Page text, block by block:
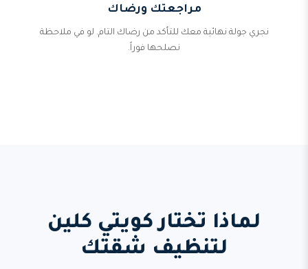
مراجعتك ورضاك
نجري جولة نهائية معك للتأكد من رضاك التام. لو في ملاحظة
نصلحها فوراً.
لماذا تختار كويتي كلين
لتنظيف شقتك